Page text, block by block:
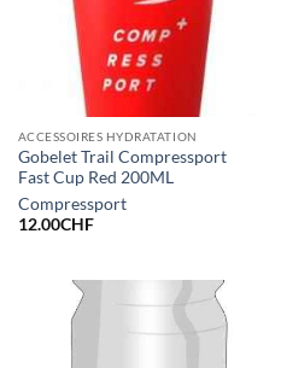
ACCESSOIRES HYDRATATION
Gobelet Trail Compressport
Fast Cup Red 200ML
Compressport
12.00CHF